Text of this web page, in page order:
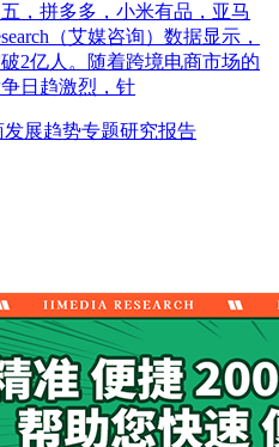
，拼多多，小米有品，亚马
（艾媒咨询）数据显示，
2亿人。随着跨境电商市场的
日趋激烈，针